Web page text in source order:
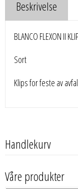
Beskrivelse
BLANCO FLEXON II
Sort
Klips for feste av
Handlekurv
Våre produkter